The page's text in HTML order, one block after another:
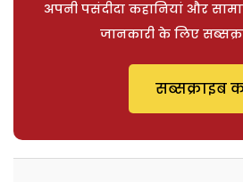
अपनी पसंदीदा कहानियां और
जानकारी के लिए
सब्सक्राइब